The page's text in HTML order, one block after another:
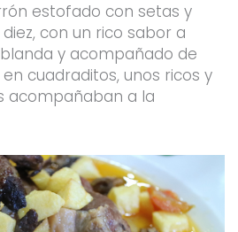
estofado con setas y
con un rico sabor a
y acompañado de
cuadraditos, unos ricos y
acompañaban a la